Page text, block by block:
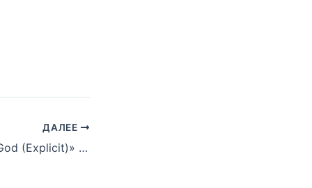
ДАЛЕЕ
Eminem — «Rap God (Explicit)» (YouTube Music Awards) FullHD